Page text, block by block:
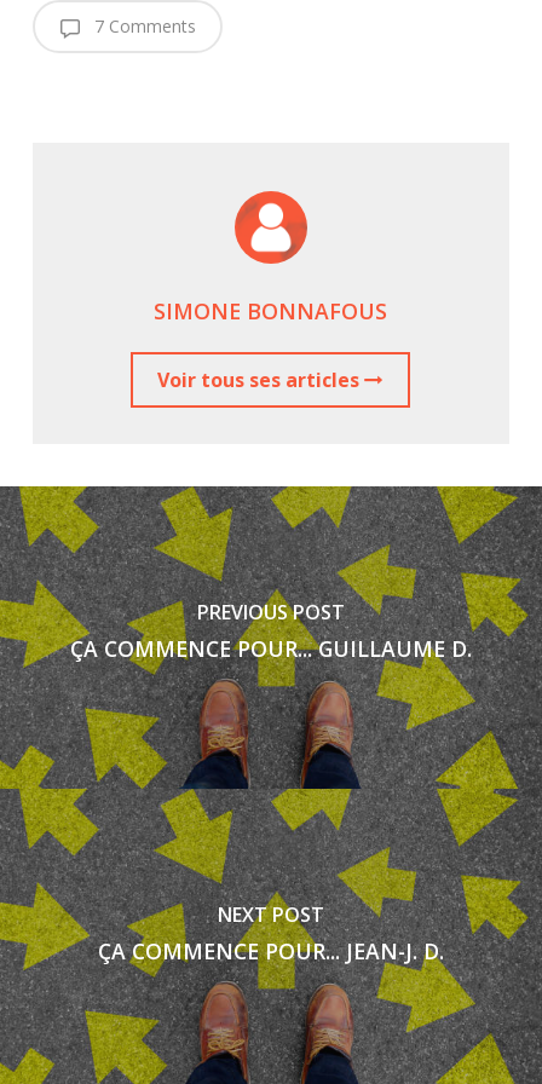
7 Comments
SIMONE BONNAFOUS
Voir tous ses articles
PREVIOUS POST
ÇA COMMENCE POUR... GUILLAUME D.
NEXT POST
ÇA COMMENCE POUR... JEAN-J. D.